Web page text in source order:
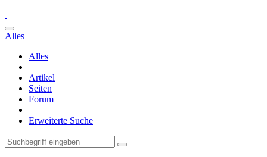
Alles
Alles
Artikel
Seiten
Forum
Erweiterte Suche